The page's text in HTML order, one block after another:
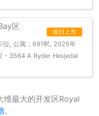
前日上市
区
位, 公寓，691呎, 2025年
- 3564 A Ryder Hesjedal
维最大的开发区Royal
。